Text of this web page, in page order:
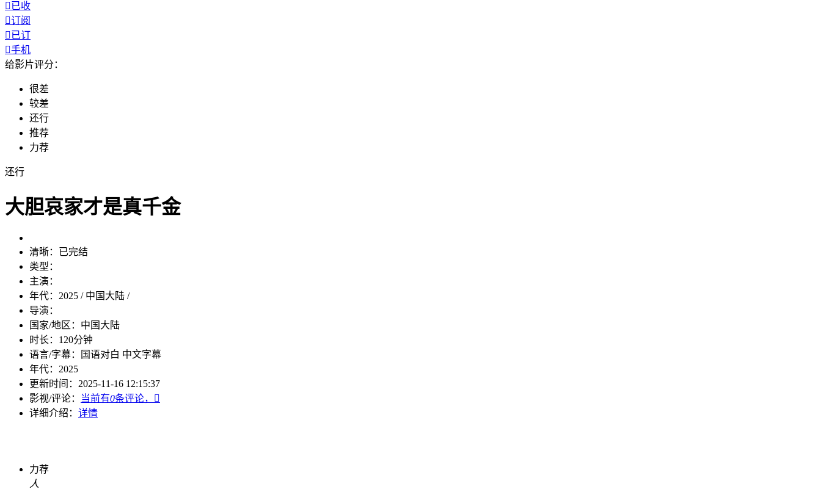
已收
订阅
已订
手机
给影片评分：
很差
较差
还行
推荐
力荐
还行
大胆哀家才是真千金
清晰： 已完结
类型：
主演：
年代： 2025 / 中国大陆 /
导演：
国家/地区： 中国大陆
时长： 120分钟
语言/字幕：
国语对白 中文字幕
年代： 2025
更新时间： 2025-11-16 12:15:37
影视/评论：
当前有0条评论，

详细介绍： 详情
力荐
人